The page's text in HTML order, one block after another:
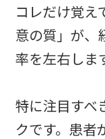
コレだけ覚え
意の質」が、
率を左右しま
特に注目すべ
クです。患者